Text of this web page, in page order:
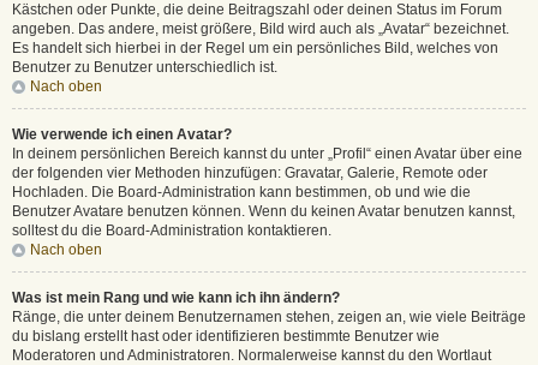
Kästchen oder Punkte, die deine Beitragszahl oder deinen Status im Forum
angeben. Das andere, meist größere, Bild wird auch als „Avatar“ bezeichnet.
Es handelt sich hierbei in der Regel um ein persönliches Bild, welches von
Benutzer zu Benutzer unterschiedlich ist.
Nach oben
Wie verwende ich einen Avatar?
In deinem persönlichen Bereich kannst du unter „Profil“ einen Avatar über eine
der folgenden vier Methoden hinzufügen: Gravatar, Galerie, Remote oder
Hochladen. Die Board-Administration kann bestimmen, ob und wie die
Benutzer Avatare benutzen können. Wenn du keinen Avatar benutzen kannst,
solltest du die Board-Administration kontaktieren.
Nach oben
Was ist mein Rang und wie kann ich ihn ändern?
Ränge, die unter deinem Benutzernamen stehen, zeigen an, wie viele Beiträge
du bislang erstellt hast oder identifizieren bestimmte Benutzer wie
Moderatoren und Administratoren. Normalerweise kannst du den Wortlaut